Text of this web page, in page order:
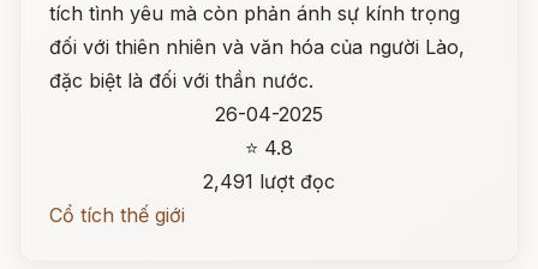
tích tình yêu mà còn phản ánh sự kính trọng
đối với thiên nhiên và văn hóa của người Lào,
đặc biệt là đối với thần nước.
26-04-2025
⭐ 4.8
2,491 lượt đọc
Cổ tích thế giới